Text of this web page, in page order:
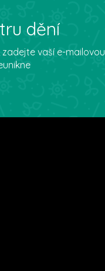
dění
vaší e-mailovou